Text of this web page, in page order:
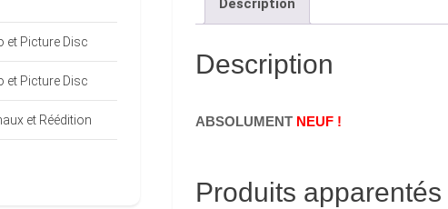
Description
Description
ABSOLUMENT NEUF !
Produits apparentés
et Picture Disc
et Picture Disc
et Réédition